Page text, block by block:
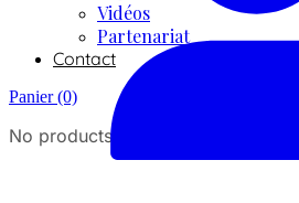
Vidéos
Partenariat
Contact
Panier (0)
No products in the cart.